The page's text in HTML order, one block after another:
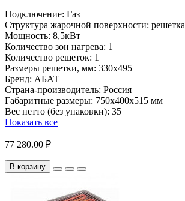
Подключение: Газ
Структура жарочной поверхности: решетка
Мощность: 8,5кВт
Количество зон нагрева: 1
Количество решеток: 1
Размеры решетки, мм: 330х495
Бренд: АБАТ
Страна-производитель: Россия
Габаритные размеры: 750х400х515 мм
Вес нетто (без упаковки): 35
Показать все
77 280.00 ₽
В корзину